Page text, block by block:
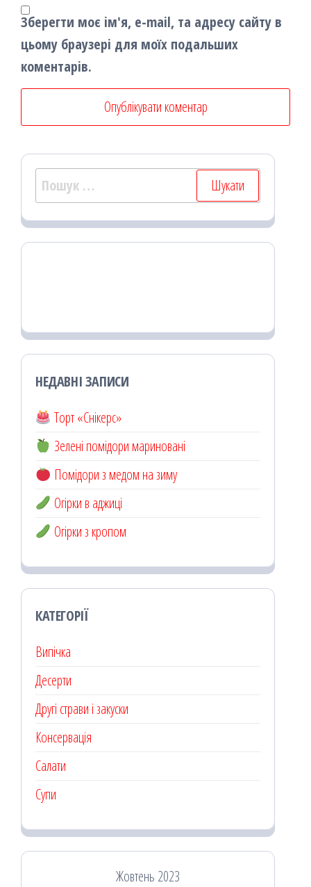
Зберегти моє ім'я, e-mail, та адресу сайту в
цьому браузері для моїх подальших
коментарів.
Пошук:
НЕДАВНІ ЗАПИСИ
Торт «Снікерс»
Зелені помідори мариновані
Помідори з медом на зиму
Огірки в аджиці
Огірки з кропом
КАТЕГОРІЇ
Випічка
Десерти
Другі страви і закуски
Консервація
Салати
Супи
Жовтень 2023